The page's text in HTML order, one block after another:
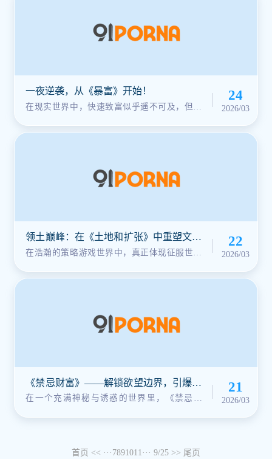
一夜逆袭，从《暴富》开始！
在现实世界中，快速致富似乎遥不可及，但在
24
2026/03
领土巅峰：在《土地和扩张》中重塑文明
版图
在浩瀚的策略游戏世界中，真正体现征服世界
22
2026/03
《禁忌财富》——解锁欲望边界，引爆隐
藏机遇！
在一个充满神秘与诱惑的世界里，《禁忌财
21
2026/03
首页 << ··· 7891011··· 9/25 >> 尾页